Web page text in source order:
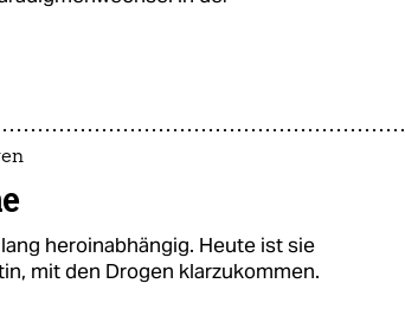
heroinabhängig. Heute ist sie
mit den Drogen klarzukommen.